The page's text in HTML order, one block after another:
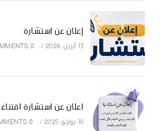
إعلان عن استشارة
13 أبريل، 2026 /
0 COMMENTS
اعلان عن استشارة اقتناء
10 يوليو، 2025 /
0 COMMENTS